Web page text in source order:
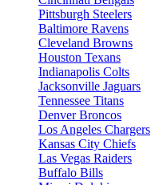
Pittsburgh Steelers
Baltimore Ravens
Cleveland Browns
Houston Texans
Indianapolis Colts
Jacksonville Jaguars
Tennessee Titans
Denver Broncos
Los Angeles Chargers
Kansas City Chiefs
Las Vegas Raiders
Buffalo Bills